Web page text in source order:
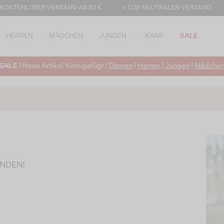
VERSAND AB 50 € ✓ CO2-NEUTRALEN VERSAND
HERREN MÄDCHEN JUNGEN JEANS SALE
| Neue Artikel hinzugefügt | Damen Herren Jungen